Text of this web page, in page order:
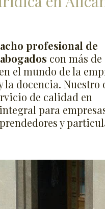
profesional de
con más de
el mundo de la
la docencia. Nuestro
de calidad en
para
y